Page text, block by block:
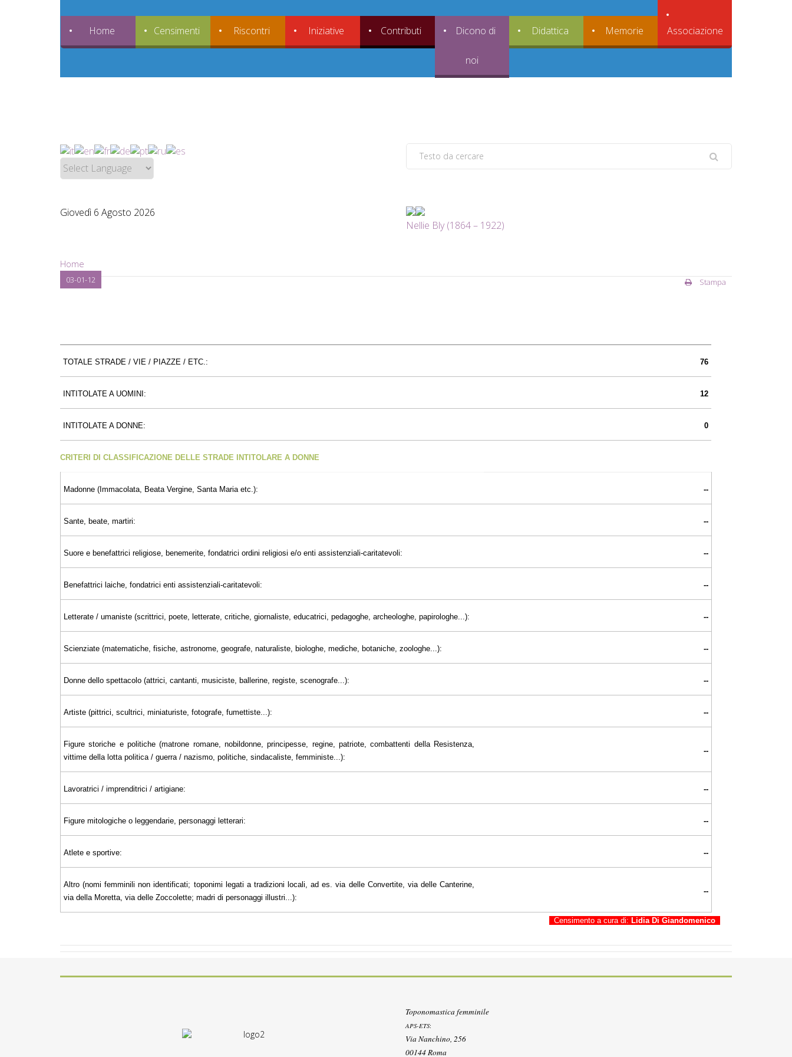
Home Censimenti Riscontri Iniziative Contributi Dicono di
noi
Didattica Memorie Associazione
Giovedì 6 Agosto 2026
Nellie Bly (1864 – 1922)
Home
03-01-12 Stampa
TOTALE STRADE / VIE / PIAZZE / ETC.: 76
INTITOLATE A UOMINI: 12
INTITOLATE A DONNE: 0
CRITERI DI CLASSIFICAZIONE DELLE STRADE INTITOLARE A DONNE
Madonne (Immacolata, Beata Vergine, Santa Maria etc.): --
Sante, beate, martiri: --
Suore e benefattrici religiose, benemerite, fondatrici ordini religiosi e/o enti assistenziali-caritatevoli: --
Benefattrici laiche, fondatrici enti assistenziali-caritatevoli: --
Letterate / umaniste (scrittrici, poete, letterate, critiche, giornaliste, educatrici, pedagoghe, archeologhe, papirologhe...): --
Scienziate (matematiche, fisiche, astronome, geografe, naturaliste, biologhe, mediche, botaniche, zoologhe...): --
Donne dello spettacolo (attrici, cantanti, musiciste, ballerine, registe, scenografe...): --
Artiste (pittrici, scultrici, miniaturiste, fotografe, fumettiste...): --
Figure storiche e politiche (matrone romane, nobildonne, principesse, regine, patriote, combattenti della Resistenza,
vittime della lotta politica / guerra / nazismo, politiche, sindacaliste, femministe...):
--
Lavoratrici / imprenditrici / artigiane: --
Figure mitologiche o leggendarie, personaggi letterari: --
Atlete e sportive: --
Altro (nomi femminili non identificati; toponimi legati a tradizioni locali, ad es. via delle Convertite, via delle Canterine,
via della Moretta, via delle Zoccolette; madri di personaggi illustri...):
--
Censimento a cura di: Lidia Di Giandomenico
Toponomastica femminile
APS-ETS:
Via Nanchino, 256
00144 Roma